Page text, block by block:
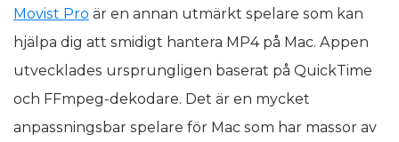
Movist Pro är en annan utmärkt spelare som kan
hjälpa dig att smidigt hantera MP4 på Mac. Appen
utvecklades ursprungligen baserat på QuickTime
och FFmpeg-dekodare. Det är en mycket
anpassningsbar spelare för Mac som har massor av